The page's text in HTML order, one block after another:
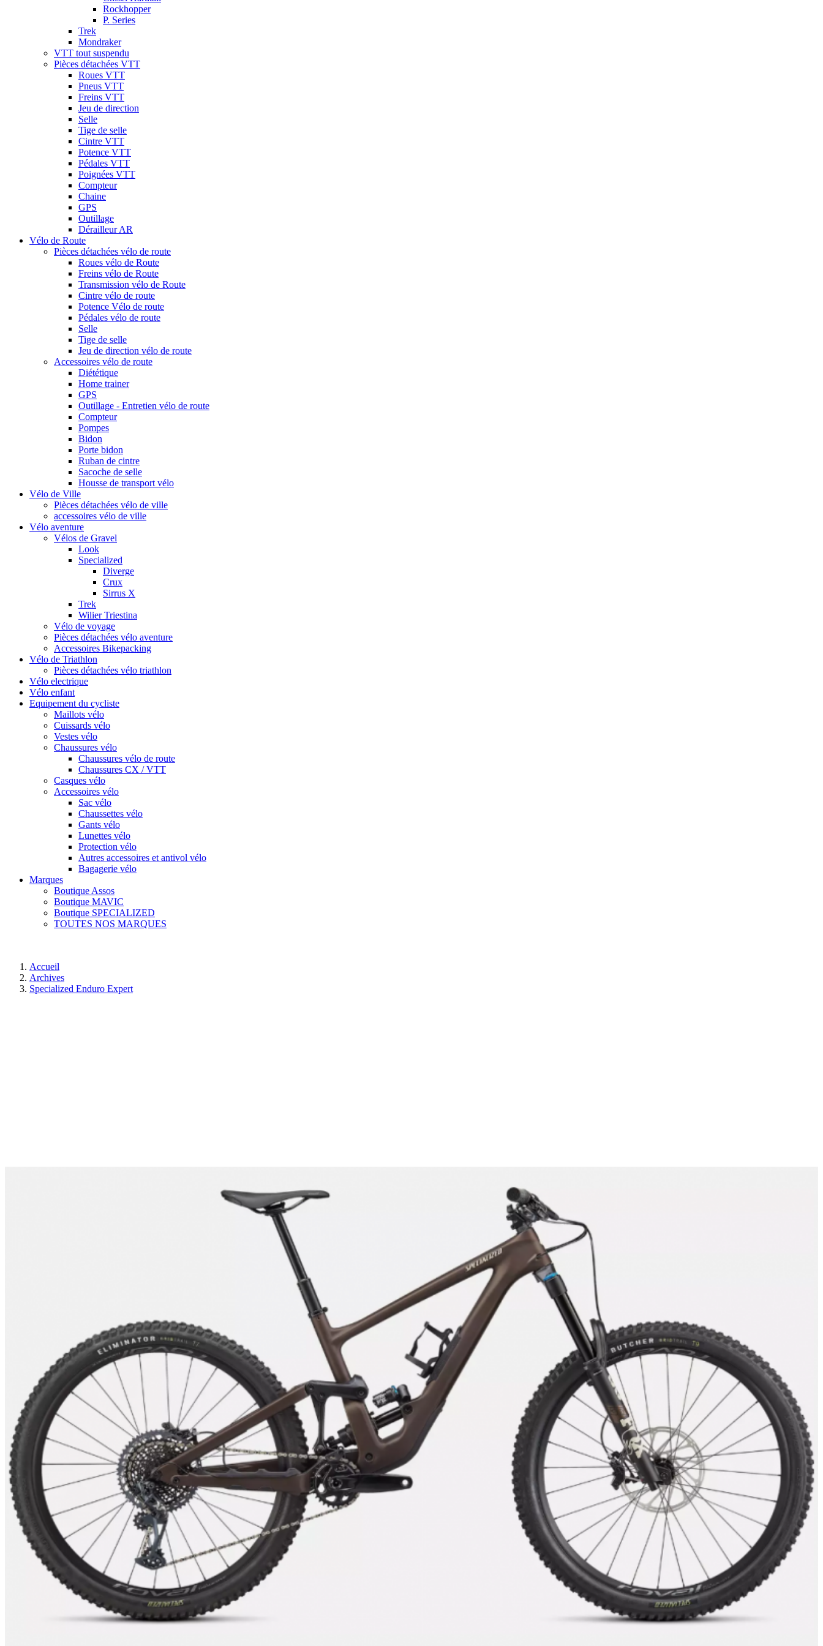
Rockhopper
P. Series
Trek
Mondraker
VTT tout suspendu
Pièces détachées VTT
Roues VTT
Pneus VTT
Freins VTT
Jeu de direction
Selle
Tige de selle
Cintre VTT
Potence VTT
Pédales VTT
Poignées VTT
Compteur
Chaine
GPS
Outillage
Dérailleur AR
Vélo de Route
Pièces détachées vélo de route
Roues vélo de Route
Freins vélo de Route
Transmission vélo de Route
Cintre vélo de route
Potence Vélo de route
Pédales vélo de route
Selle
Tige de selle
Jeu de direction vélo de route
Accessoires vélo de route
Diététique
Home trainer
GPS
Outillage - Entretien vélo de route
Compteur
Pompes
Bidon
Porte bidon
Ruban de cintre
Sacoche de selle
Housse de transport vélo
Vélo de Ville
Pièces détachées vélo de ville
accessoires vélo de ville
Vélo aventure
Vélos de Gravel
Look
Specialized
Diverge
Crux
Sirrus X
Trek
Wilier Triestina
Vélo de voyage
Pièces détachées vélo aventure
Accessoires Bikepacking
Vélo de Triathlon
Pièces détachées vélo triathlon
Vélo electrique
Vélo enfant
Equipement du cycliste
Maillots vélo
Cuissards vélo
Vestes vélo
Chaussures vélo
Chaussures vélo de route
Chaussures CX / VTT
Casques vélo
Accessoires vélo
Sac vélo
Chaussettes vélo
Gants vélo
Lunettes vélo
Protection vélo
Autres accessoires et antivol vélo
Bagagerie vélo
Marques
Boutique Assos
Boutique MAVIC
Boutique SPECIALIZED
TOUTES NOS MARQUES
Accueil
Archives
Specialized Enduro Expert